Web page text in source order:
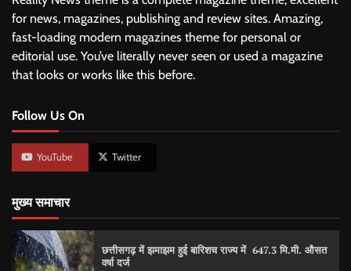
for news, magazines, publishing and review sites. Amazing,
fast-loading modern magazines theme for personal or
editorial use. You’ve literally never seen or used a magazine
that looks or works like this before.
Follow Us On
YouTube Twitter
मुख्य समाचार
छत्तीसगढ़ में झमाझम हुई बारिशच राज्य में 647.3 मि.मी. औसत
वर्षा दर्ज